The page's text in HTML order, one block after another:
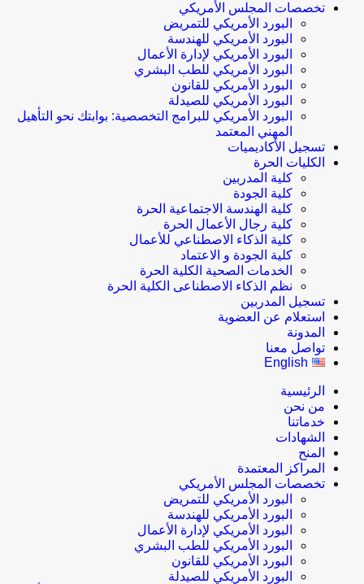
تخصصات المجلس الأمريكي
البورد الأمريكي للتمريض
البورد الأمريكي للهندسة
البورد الأمريكي لإدارة الأعمال
البورد الأمريكي للطب البشري
البورد الأمريكي للقانون
البورد الأمريكي للصيدلة
البورد الأمريكي للبرامج التخصصية: بوابتك نحو التأهيل
المهني المعتمد
تسجيل الأكاديميات
الكليات الحرة
كلية المدربين
كلية الجودة
كلية الهندسة الاجتماعية الحرة
كلية رجال الأعمال الحرة
كلية الذكاء الاصطناعي للأعمال
كلية الجودة و الاعتماد
الخدمات الصحية الكلية الحرة
نظم الذكاء الاصطناعى الكلية الحرة
تسجيل المدربين
استعلام عن العضوية
المدونة
تواصل معنا
English
الرئيسية
من نحن
خدماتنا
الشهادات
المنح
المراكز المعتمدة
تخصصات المجلس الأمريكي
البورد الأمريكي للتمريض
البورد الأمريكي للهندسة
البورد الأمريكي لإدارة الأعمال
البورد الأمريكي للطب البشري
البورد الأمريكي للقانون
البورد الأمريكي للصيدلة